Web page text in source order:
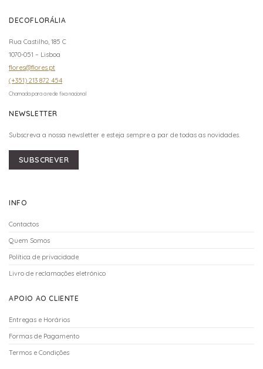
DECOFLORÁLIA
Rua Castilho, 185 C
1070-051 – Lisboa
flores@flores.pt
(+351) 213 872 454
Chamada para a rede fixa nacional
NEWSLETTER
Subscreva a nossa newsletter e esteja sempre a par de todas as novidades.
SUBSCREVER
INFO
Contactos
Quem Somos
Política de privacidade
Livro de reclamações eletrónico
APOIO AO CLIENTE
Entregas e Horários
Formas de Pagamento
Termos e Condições